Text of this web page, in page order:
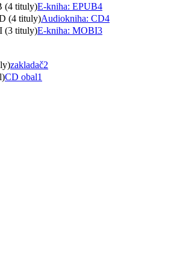
(4 tituly)E-kniha: EPUB4
(4 tituly)Audiokniha: CD4
(3 tituly)E-kniha: MOBI3
zakladač2
CD obal1